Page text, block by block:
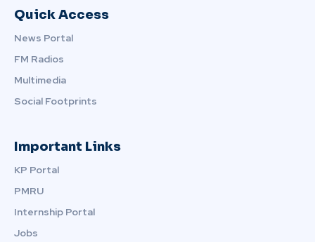
Quick Access
News Portal
FM Radios
Multimedia
Social Footprints
Important Links
KP Portal
PMRU
Internship Portal
Jobs